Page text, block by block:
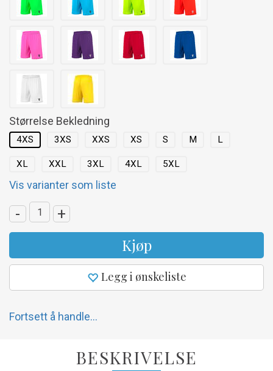
Størrelse Bekledning
4XS 3XS XXS XS S M L
XL XXL 3XL 4XL 5XL
Vis varianter som liste
- +
Kjøp
Legg i ønskeliste
Fortsett å handle...
BESKRIVELSE